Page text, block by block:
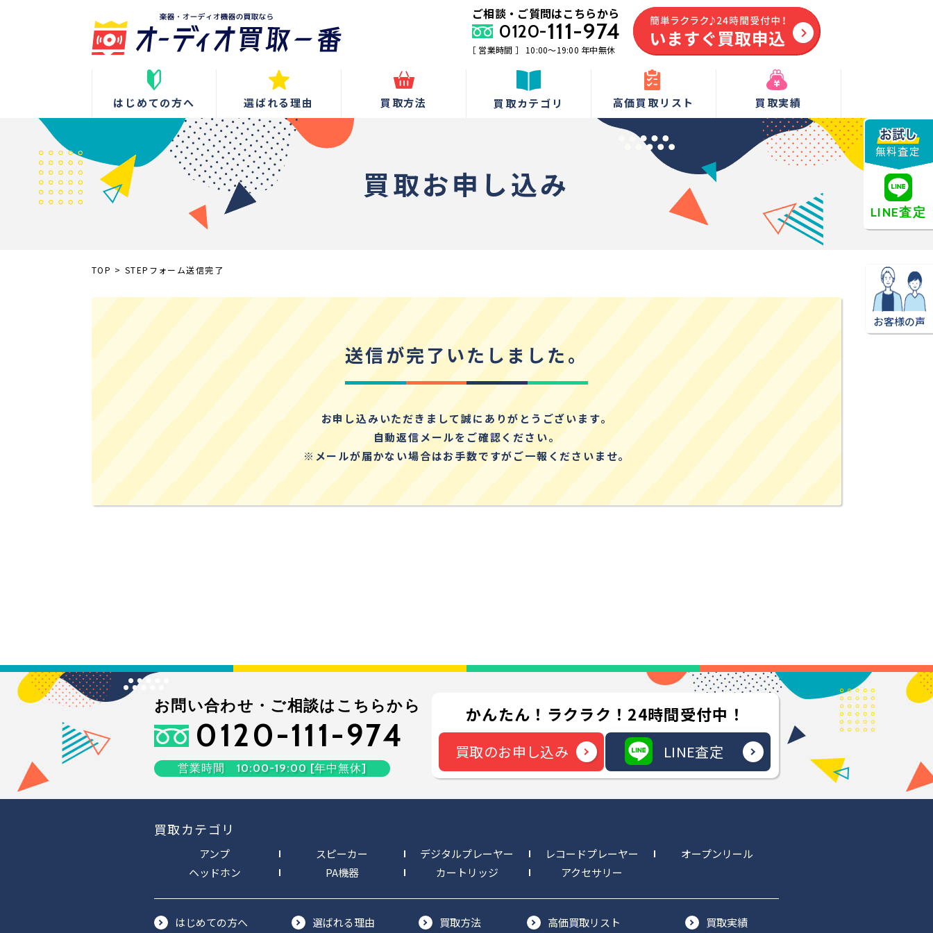
ご相談・ご質問はこちらから
0120-111-974
［ 営業時間 ］ 10:00〜19:00 年中無休
はじめての方へ 選ばれる理由 買取方法 買取カテゴリ 高価買取リスト 買取実績
無料査定
LINE査定
お客様の声
買取お申し込み
TOP > STEPフォーム送信完了
送信が完了いたしました。
お申し込みいただきまして誠にありがとうございます。
自動返信メールをご確認ください。
※メールが届かない場合はお手数ですがご一報くださいませ。
お問い合わせ・ご相談はこちらから
0120-111-974
営業時間 10:00-19:00 [年中無休]
かんたん！ラクラク！24時間受付中！
買取のお申し込み LINE査定
買取カテゴリ
アンプ スピーカー デジタルプレーヤー レコードプレーヤー
オープンリール
ヘッドホン
PA機器 カートリッジ アクセサリー
はじめての方へ 選ばれる理由 買取方法 高価買取リスト 買取実績